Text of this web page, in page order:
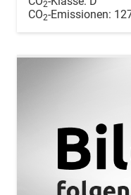
2
CO2-Emissionen: